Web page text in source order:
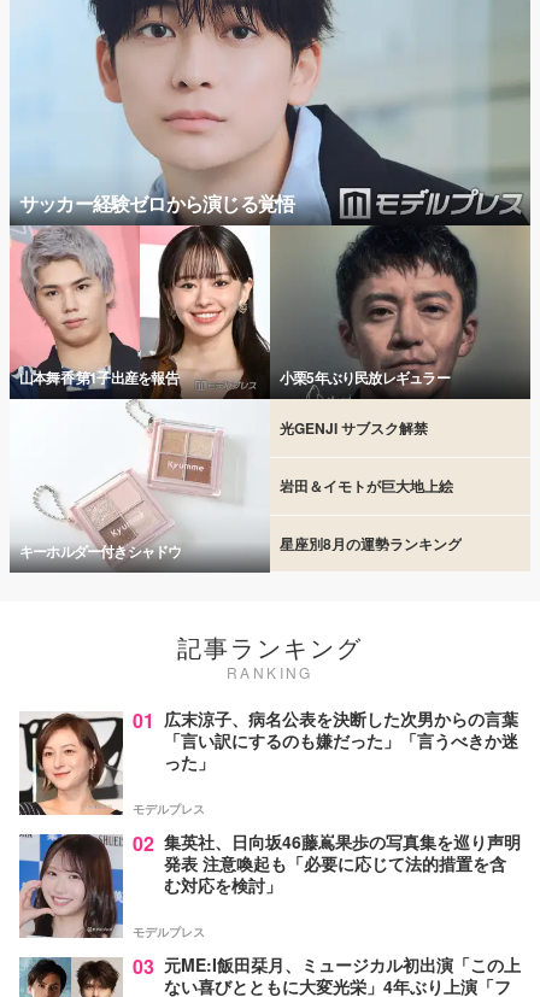
サッカー経験ゼロから演じる覚悟
山本舞香 第1子出産を報告 小栗5年ぶり民放レギュラー
キーホルダー付きシャドウ
光GENJI サブスク解禁
岩田＆イモトが巨大地上絵
星座別8月の運勢ランキング
記事ランキング
RANKING
01 広末涼子、病名公表を決断した次男からの言葉
「言い訳にするのも嫌だった」「言うべきか迷
った」
モデルプレス
02 集英社、日向坂46藤嶌果歩の写真集を巡り声明
発表 注意喚起も「必要に応じて法的措置を含
む対応を検討」
モデルプレス
03 元ME:I飯田栞月、ミュージカル初出演「この上
ない喜びとともに大変光栄」4年ぶり上演「フ